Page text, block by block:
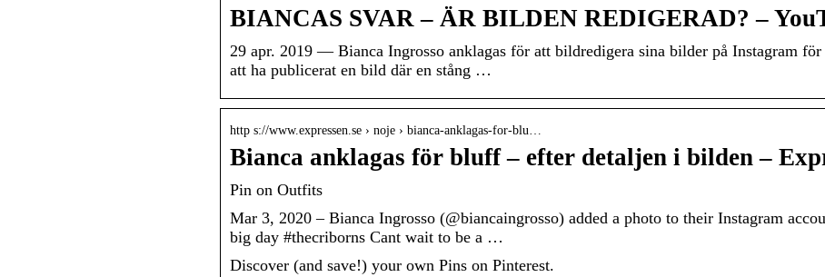
BIANCAS SVAR – ÄR BILDEN REDIGERAD? –
29 apr. 2019 — Bianca Ingrosso anklagas för att bildredigera sina bilder på Instagram för
att ha publicerat en bild där en stång …
http s://www.expressen.se › noje › bianca-anklagas-for-blu…
Bianca anklagas för bluff – efter detaljen i bilden –
Pin on Outfits
Mar 3, 2020 – Bianca Ingrosso (@biancaingrosso) added a photo to their Instagram
big day #thecriborns Cant wait to be a …
Discover (and save!) your own Pins on Pinterest.